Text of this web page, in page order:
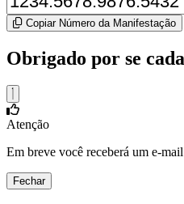
Copiar Número da Manifestação
Obrigado por se
Atenção
Em breve você receberá um e-
Fechar